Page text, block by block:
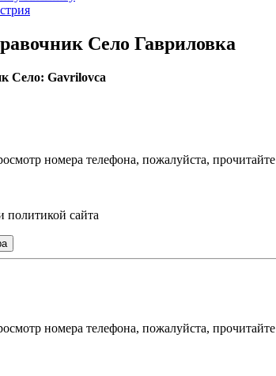
Село Гавриловка
Село: Gavrilovca
номера телефона, пожалуйста, прочитайте
политикой сайта
номера телефона, пожалуйста, прочитайте